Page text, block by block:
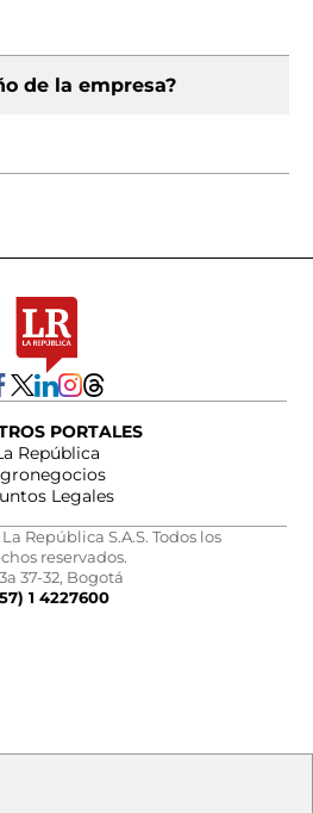
de la empresa?
PORTALES
República
Legales
República S.A.S. Todos los
reservados.
37-32, Bogotá
1 4227600